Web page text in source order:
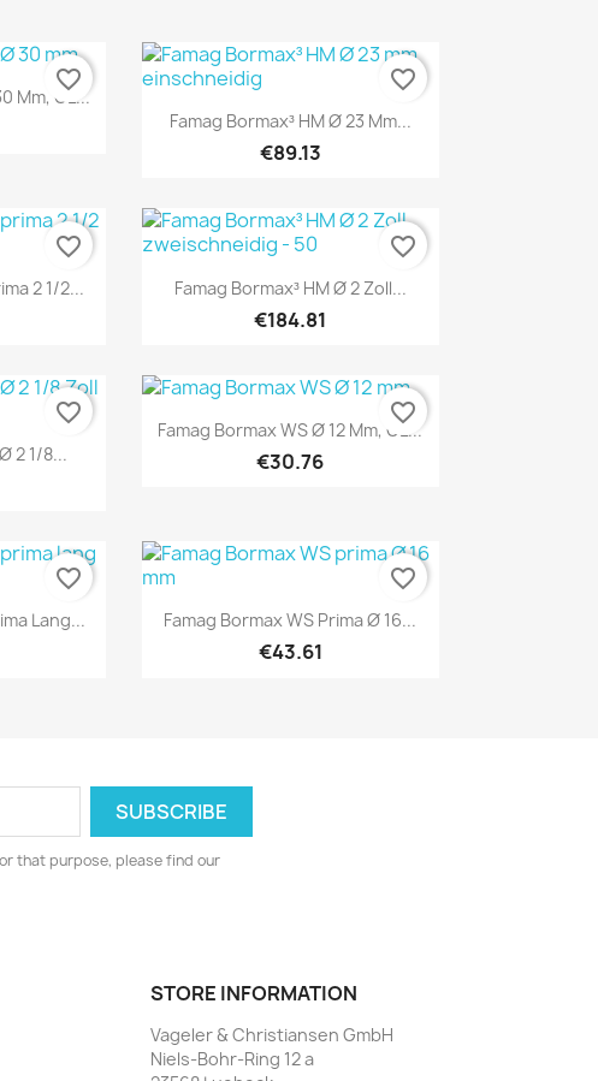
Mm, GL...
favorite_border
Quick view
Famag Bormax³ HM Ø 23 Mm...
€89.13
favorite_border
2 1/2...
favorite_border
Quick view
Famag Bormax³ HM Ø 2 Zoll...
€184.81
favorite_border
2 1/8...
favorite_border Quick view
Famag Bormax WS Ø 12 Mm, GL...
€30.76
favorite_border
Lang...
favorite_border
Quick view
Famag Bormax WS Prima Ø 16...
€43.61
favorite_border
that purpose, please find our
STORE INFORMATION
Vageler & Christiansen GmbH
Niels-Bohr-Ring 12 a